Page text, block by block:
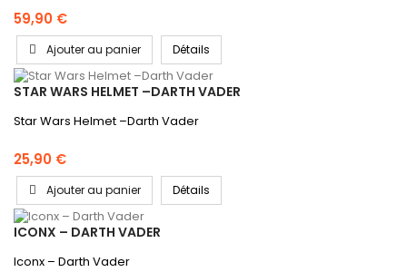
59,90 €
Ajouter au panier Détails
STAR WARS HELMET –DARTH VADER
Star Wars Helmet –Darth Vader
25,90 €
Ajouter au panier Détails
ICONX – DARTH VADER
Iconx – Darth Vader